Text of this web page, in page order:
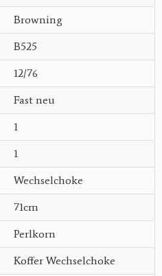
Browning
B525
12/76
Fast neu
1
1
Wechselchoke
71cm
Perlkorn
Koffer Wechselchoke